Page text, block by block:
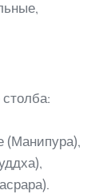
(Манипура),